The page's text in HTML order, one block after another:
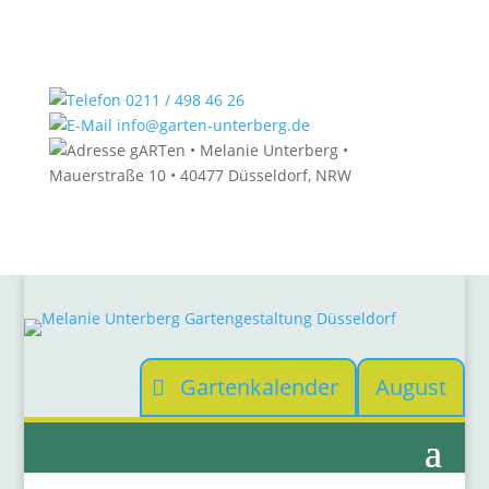
0211 / 498 46 26
info@garten-unterberg.de
gARTen • Melanie Unterberg •
Mauerstraße 10 • 40477 Düsseldorf, NRW
August
Gartenkalender